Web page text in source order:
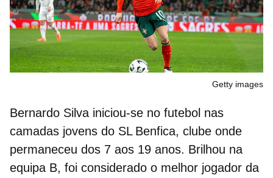
Getty images
Bernardo Silva iniciou-se no futebol nas
camadas jovens do SL Benfica, clube onde
permaneceu dos 7 aos 19 anos. Brilhou na
equipa B, foi considerado o melhor jogador da